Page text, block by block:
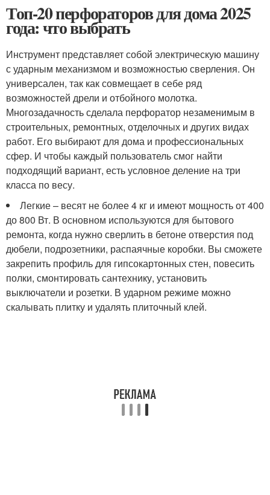
Топ-20 перфораторов для дома 2025
года: что выбрать
Инструмент представляет собой электрическую машину
с ударным механизмом и возможностью сверления. Он
универсален, так как совмещает в себе ряд
возможностей дрели и отбойного молотка.
Многозадачность сделала перфоратор незаменимым в
строительных, ремонтных, отделочных и других видах
работ. Его выбирают для дома и профессиональных
сфер. И чтобы каждый пользователь смог найти
подходящий вариант, есть условное деление на три
класса по весу.
Легкие – весят не более 4 кг и имеют мощность от 400
до 800 Вт. В основном используются для бытового
ремонта, когда нужно сверлить в бетоне отверстия под
дюбели, подрозетники, распаячные коробки. Вы сможете
закрепить профиль для гипсокартонных стен, повесить
полки, смонтировать сантехнику, установить
выключатели и розетки. В ударном режиме можно
скалывать плитку и удалять плиточный клей.